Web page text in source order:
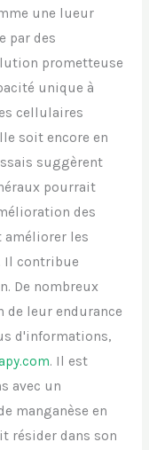
une lueur
par des
prometteuse
unique à
cellulaires
soit encore en
suggèrent
pourrait
des
améliorer les
Il contribue
De nombreux
de leur endurance
d'informations,
. Il est
avec un
manganèse en
résider dans son